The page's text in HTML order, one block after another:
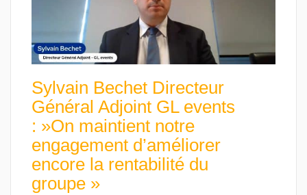
Sylvain Bechet Directeur
Général Adjoint GL events
: »On maintient notre
engagement d’améliorer
encore la rentabilité du
groupe »